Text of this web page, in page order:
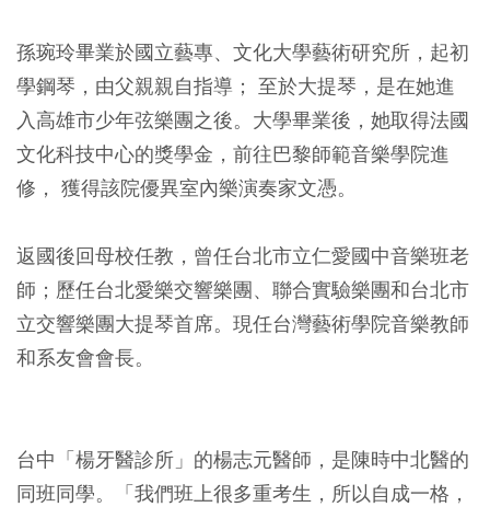
孫琬玲畢業於國立藝專、文化大學藝術研究所，起初
學鋼琴，由父親親自指導； 至於大提琴，是在她進
入高雄市少年弦樂團之後。大學畢業後，她取得法國
文化科技中心的獎學金，前往巴黎師範音樂學院進
修， 獲得該院優異室內樂演奏家文憑。
返國後回母校任教，曾任台北市立仁愛國中音樂班老
師；歷任台北愛樂交響樂團、聯合實驗樂團和台北市
立交響樂團大提琴首席。現任台灣藝術學院音樂教師
和系友會會長。
台中「楊牙醫診所」的楊志元醫師，是陳時中北醫的
同班同學。
「我們班上很多重考生，所以自成一格，